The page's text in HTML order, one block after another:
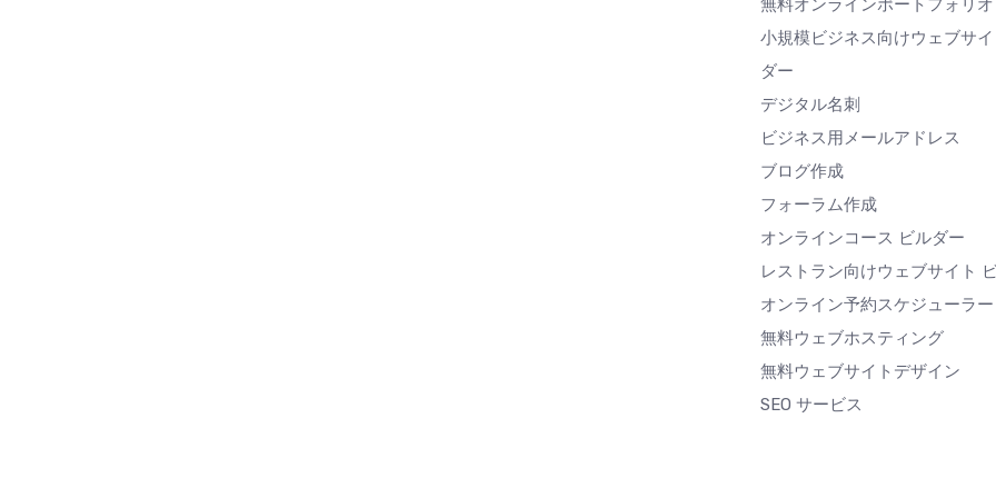
無料オンラインポートフォリオ
小規模ビジネス向けウェブサ
ダー
デジタル名刺
ビジネス用メールアドレス
ブログ作成
フォーラム作成
オンラインコース ビルダー
レストラン向けウェブサイト
オンライン予約スケジューラー
無料ウェブホスティング
無料ウェブサイトデザイン
SEO サービス